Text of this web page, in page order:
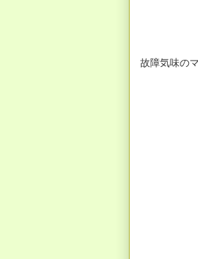
故障気味の